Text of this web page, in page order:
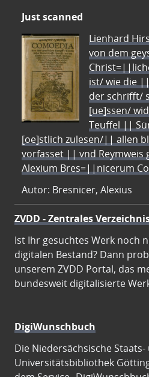
Just scanned
Lienhard
von dem
ist/ wie die
der schrifft/
[ue]ssen/
Teuffel ||
[oe]stlich zulesen/|| allen
vorfasset || vnd
Alexium Bres=||nicerum
Autor: Bresnicer, Alexius
ZVDD - Zentrales
Ist Ihr gesuchtes Werk noch
digitalen Bestand? Dann
unserem ZVDD Portal, das
bundesweit digitalisierte
DigiWunschbuch
Die Niedersächsische Staats-
Universitätsbibliothek